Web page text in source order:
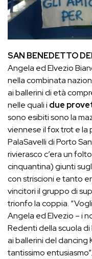
SAN BENEDETTO
Angela ed Elvezio
nella combinata
ai ballerini di età
nelle quali i due
sono esibiti sono la
viennese il fox trot e la
PalaSavelli di Porto
rivierasco c’era un
cinquantina) giunti
con striscioni e tanto
vincitori il gruppo di
trionfo la coppia.
Angela ed Elvezio – i
Redenti della scuola
ai ballerini del dancing
tantissimo